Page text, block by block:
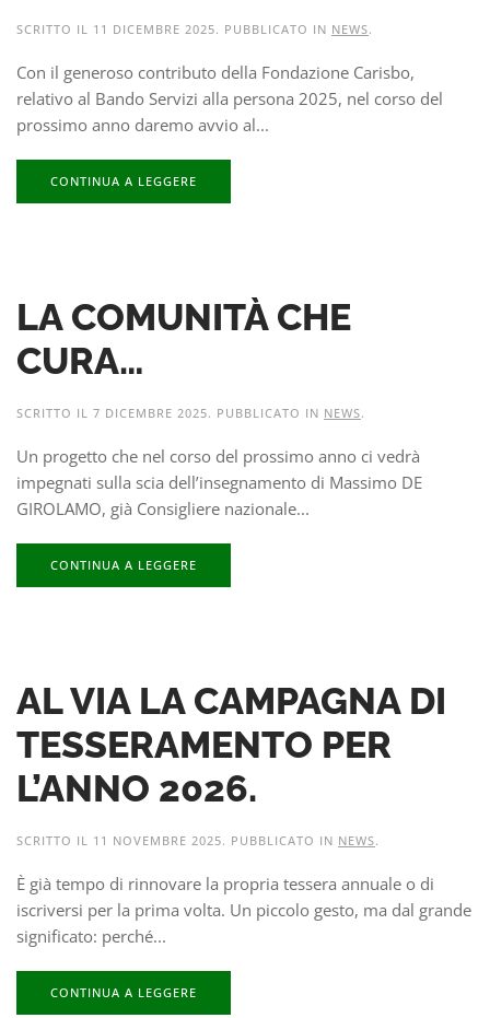
SCRITTO IL 11 DICEMBRE 2025. PUBBLICATO IN NEWS.
Con il generoso contributo della Fondazione Carisbo,
relativo al Bando Servizi alla persona 2025, nel corso del
prossimo anno daremo avvio al...
CONTINUA A LEGGERE
LA COMUNITÀ CHE
CURA…
SCRITTO IL 7 DICEMBRE 2025. PUBBLICATO IN NEWS.
Un progetto che nel corso del prossimo anno ci vedrà
impegnati sulla scia dell’insegnamento di Massimo DE
GIROLAMO, già Consigliere nazionale...
CONTINUA A LEGGERE
AL VIA LA CAMPAGNA DI
TESSERAMENTO PER
L’ANNO 2026.
SCRITTO IL 11 NOVEMBRE 2025. PUBBLICATO IN NEWS.
È già tempo di rinnovare la propria tessera annuale o di
iscriversi per la prima volta. Un piccolo gesto, ma dal grande
significato: perché...
CONTINUA A LEGGERE